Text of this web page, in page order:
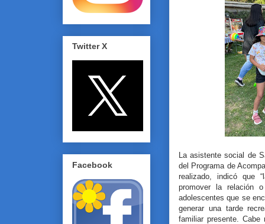
La asistente social de
del Programa de
realizado, indicó que
promover la relación
adolescentes que se
generar una tarde
familiar presente.
Twitter X
Facebook